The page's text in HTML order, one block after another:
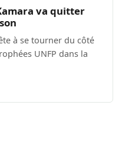
va quitter
à se tourner du côté
UNFP dans la